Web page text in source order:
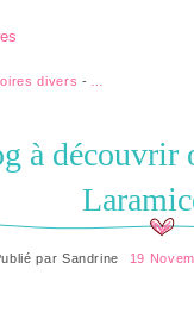
divers -
à découvrir
par Sandrine 19